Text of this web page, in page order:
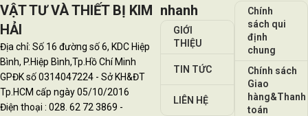
VẬT TƯ VÀ THIẾT BỊ KIM
HẢI
Địa chỉ: Số 16 đường số 6, KDC Hiệp
Bình, P.Hiệp Bình,Tp.Hồ Chí Minh
GPĐK số 0314047224 - Sở KH&ĐT
Tp.HCM cấp ngày 05/10/2016
Điện thoại : 028. 62 72 3869 -
nhanh
GIỚI
THIỆU
TIN TỨC
LIÊN HỆ
Chính
sách qui
định
chung
Chính sách
Giao
hàng&Thanh
toán